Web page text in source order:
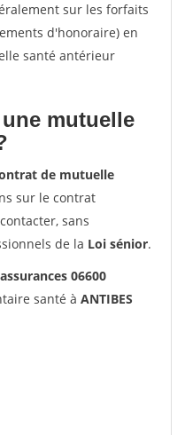
sur les forfaits
d'honoraire) en
santé antérieur
mutuelle
de mutuelle
sur le contrat
sans
de la Loi sénior.
06600
santé à ANTIBES